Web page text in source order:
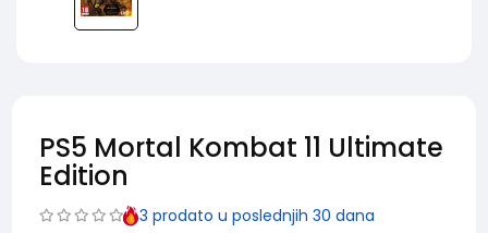
PS5 Mortal Kombat 11 Ultimate
Edition
3 prodato u poslednjih 30 dana